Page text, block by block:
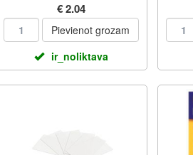
€ 2.04
Pievienot grozam
ir_noliktava